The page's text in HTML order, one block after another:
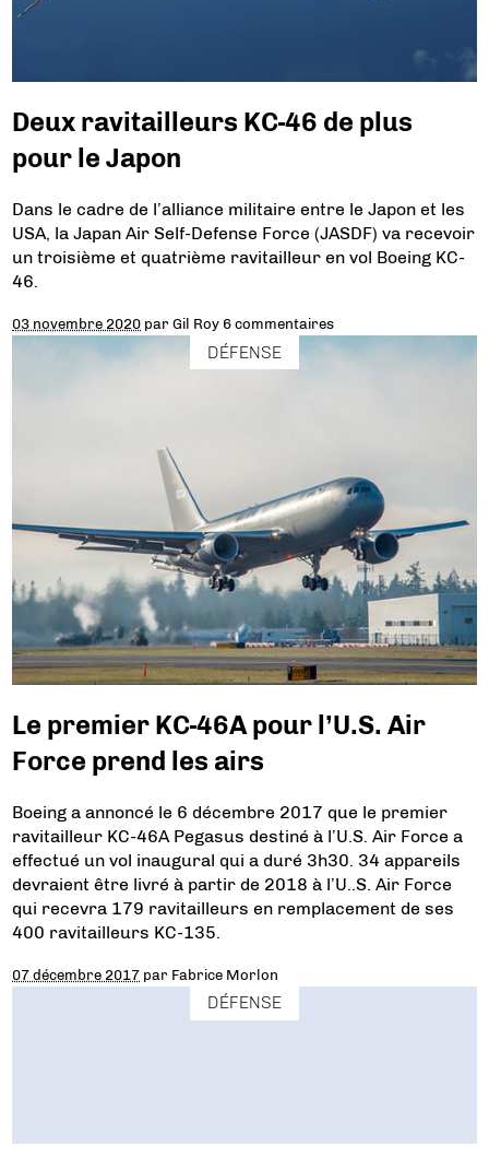
Deux ravitailleurs KC-46 de plus
pour le Japon
Dans le cadre de l’alliance militaire entre le Japon et les
USA, la Japan Air Self-Defense Force (JASDF) va recevoir
un troisième et quatrième ravitailleur en vol Boeing KC-
46.
03 novembre 2020 parGil Roy 6 commentaires
DÉFENSE
Le premier KC-46A pour l’U.S. Air
Force prend les airs
Boeing a annoncé le 6 décembre 2017 que le premier
ravitailleur KC-46A Pegasus destiné à l’U.S. Air Force a
effectué un vol inaugural qui a duré 3h30. 34 appareils
devraient être livré à partir de 2018 à l’U..S. Air Force
qui recevra 179 ravitailleurs en remplacement de ses
400 ravitailleurs KC-135.
07 décembre 2017 par Fabrice Morlon
DÉFENSE